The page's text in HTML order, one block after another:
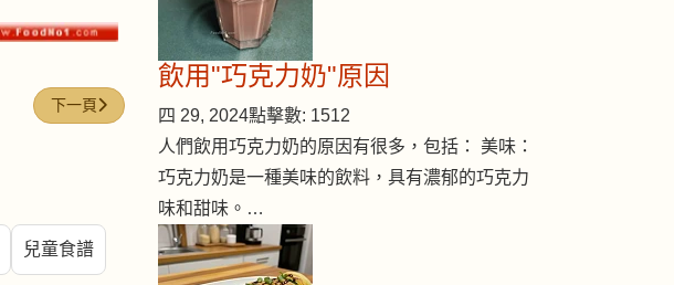
下一篇文章: 空心菜
下一頁
兒童食譜
飲用"巧克力奶"原因
四 29, 2024點擊數: 1512
人們飲用巧克力奶的原因有很多，包括： 美味：
巧克力奶是一種美味的飲料，具有濃郁的巧克力
味和甜味。…